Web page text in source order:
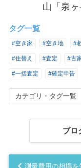
山「泉
タグ一覧
#空き家 #空き地 #
#住替え #査定 #古
#一括査定 #確定申告
カテゴリ・タグ一覧
ブロ